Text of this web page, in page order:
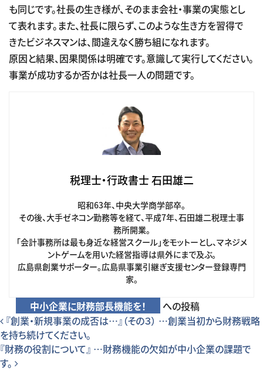
も同じです。社長の生き様が、そのまま会社・事業の実態とし
て表れます。また、社長に限らず、このような生き方を習得で
きたビジネスマンは、間違えなく勝ち組になれます。
原因と結果、因果関係は明確です。意識して実行してください。
事業が成功するか否かは社長一人の問題です。
税理士・行政書士 石田雄二
昭和63年、中央大学商学部卒。
その後、大手ゼネコン勤務等を経て、平成7年、石田雄二税理士事
務所開業。
「会計事務所は最も身近な経営スクール」をモットーとし、マネジメ
ントゲームを用いた経営指導は県外にまで及ぶ。
広島県創業サポーター。広島県事業引継ぎ支援センター登録専門
家。
中小企業に財務部長機能を！ への投稿
投稿ナビゲーション
『創業・新規事業の成否は…』（その３） …創業当初から財務戦略
を持ち続けてください。
『財務の役割について』 …財務機能の欠如が中小企業の課題で
す。